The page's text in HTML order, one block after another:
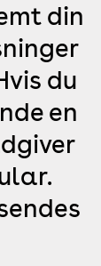
din
du
en